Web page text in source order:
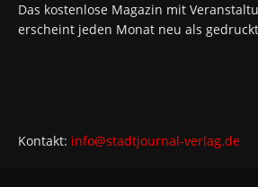
Das kostenlose Magazin mit
erscheint jeden Monat neu als
Kontakt: info@stadtjournal-verlag.de